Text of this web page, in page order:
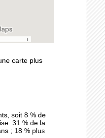
le sol
carte plus
soit 8 % de
31 % de la
; 18 % plus